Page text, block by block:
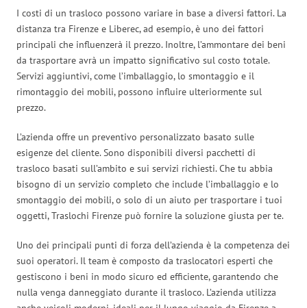
I costi di un trasloco possono variare in base a diversi fattori. La
distanza tra Firenze e Liberec, ad esempio, è uno dei fattori
principali che influenzerà il prezzo. Inoltre, l’ammontare dei beni
da trasportare avrà un impatto significativo sul costo totale.
Servizi aggiuntivi, come l’imballaggio, lo smontaggio e il
rimontaggio dei mobili, possono influire ulteriormente sul
prezzo.
L’azienda offre un preventivo personalizzato basato sulle
esigenze del cliente. Sono disponibili diversi pacchetti di
trasloco basati sull’ambito e sui servizi richiesti. Che tu abbia
bisogno di un servizio completo che include l’imballaggio e lo
smontaggio dei mobili, o solo di un aiuto per trasportare i tuoi
oggetti, Traslochi Firenze può fornire la soluzione giusta per te.
Uno dei principali punti di forza dell’azienda è la competenza dei
suoi operatori. Il team è composto da traslocatori esperti che
gestiscono i beni in modo sicuro ed efficiente, garantendo che
nulla venga danneggiato durante il trasloco. L’azienda utilizza